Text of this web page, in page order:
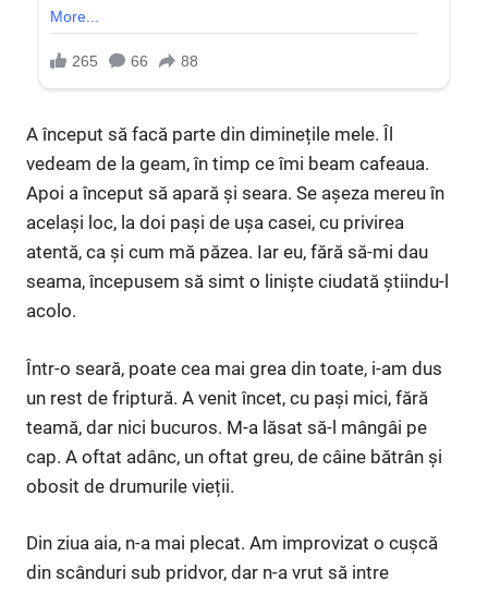
A început să facă parte din diminețile mele. Îl
vedeam de la geam, în timp ce îmi beam cafeaua.
Apoi a început să apară și seara. Se așeza mereu în
același loc, la doi pași de ușa casei, cu privirea
atentă, ca și cum mă păzea. Iar eu, fără să-mi dau
seama, începusem să simt o liniște ciudată știindu-l
acolo.
Într-o seară, poate cea mai grea din toate, i-am dus
un rest de friptură. A venit încet, cu pași mici, fără
teamă, dar nici bucuros. M-a lăsat să-l mângâi pe
cap. A oftat adânc, un oftat greu, de câine bătrân și
obosit de drumurile vieții.
Din ziua aia, n-a mai plecat. Am improvizat o cușcă
din scânduri sub pridvor, dar n-a vrut să intre